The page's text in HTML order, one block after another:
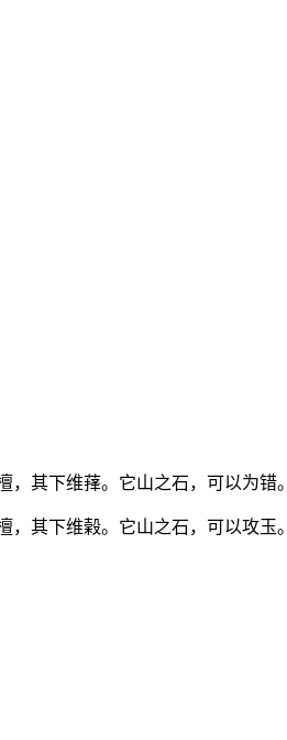
，其下维萚。它山之石，可以为错。
其下维榖。它山之石，可以攻玉。